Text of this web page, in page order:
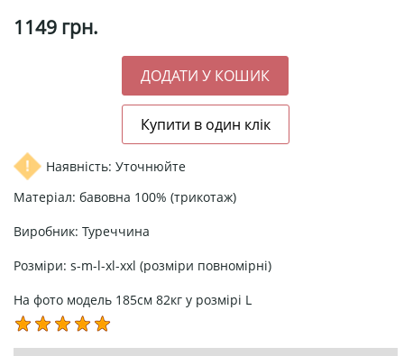
1149 грн.
Наявність: Уточнюйте
Матеріал: бавовна 100% (трикотаж)
Виробник: Туреччина
Розміри: s-m-l-xl-xxl (розміри повномірні)
На фото модель 185см 82кг у розмірі L